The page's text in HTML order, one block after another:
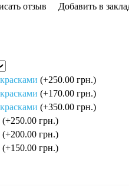
отзыв
Добавить в
(+250.00 грн.)
(+170.00 грн.)
(+350.00 грн.)
(+250.00 грн.)
(+200.00 грн.)
(+150.00 грн.)